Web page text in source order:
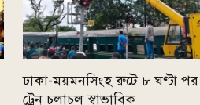
ঢাকা-ময়মনসিংহ রুটে ৮ ঘণ্টা পর
ট্রেন চলাচল স্বাভাবিক